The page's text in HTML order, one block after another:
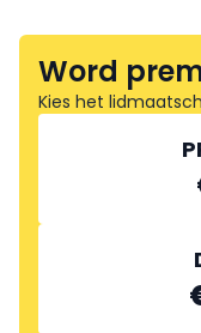
Word
Kies het